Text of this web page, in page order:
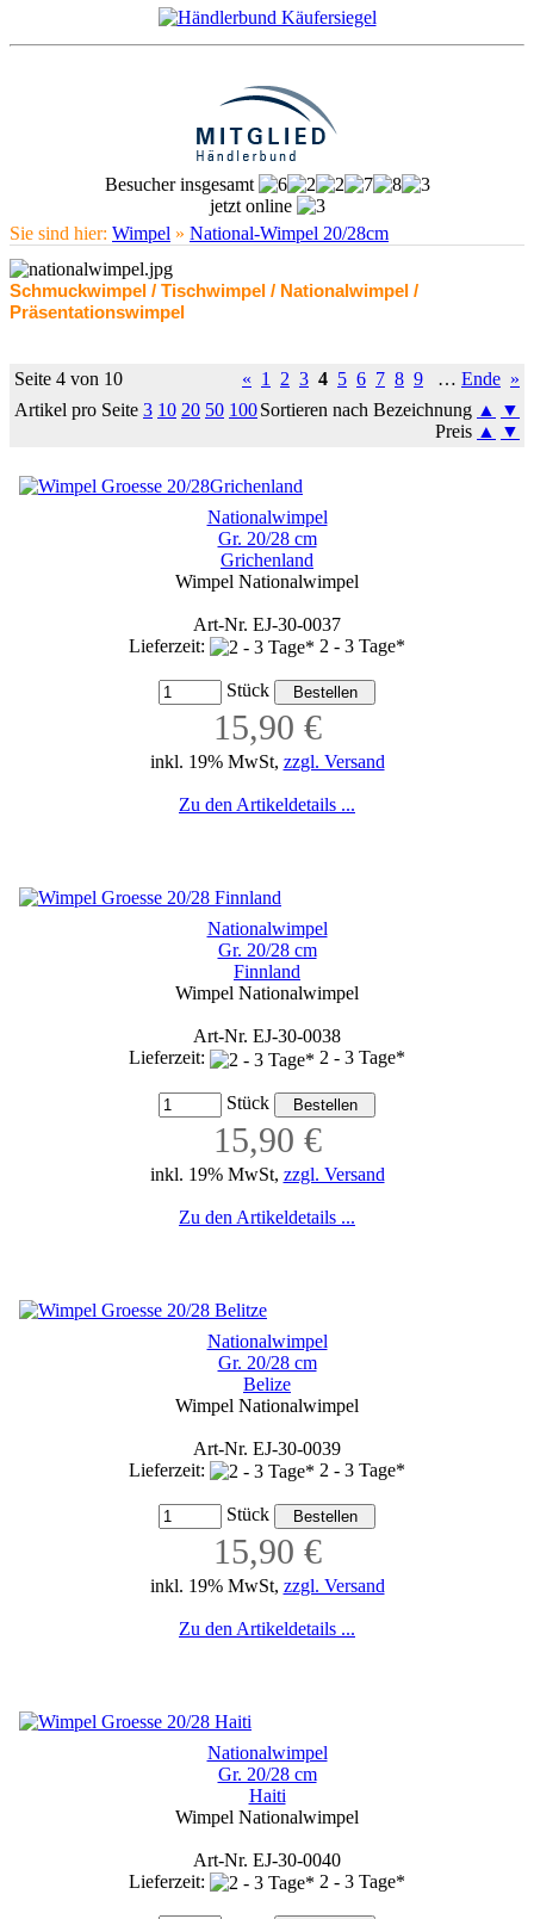
Besucher insgesamt
jetzt online
Sie sind hier: Wimpel » National-Wimpel 20/28cm
Schmuckwimpel / Tischwimpel / Nationalwimpel /
Präsentationswimpel
Seite 4 von 10 « 1 2 3 4 5 6 7 8 9 … Ende »
Artikel pro Seite 3 10 20 50 100Sortieren nach Bezeichnung ▲
▼
Preis ▲ ▼
Nationalwimpel
Gr. 20/28 cm
Grichenland
Wimpel Nationalwimpel
Art-Nr. EJ-30-0037
Lieferzeit:
2 - 3 Tage*
Stück
15,90 €
inkl. 19% MwSt, zzgl. Versand
Zu den Artikeldetails ...
Nationalwimpel
Gr. 20/28 cm
Finnland
Wimpel Nationalwimpel
Art-Nr. EJ-30-0038
Lieferzeit:
2 - 3 Tage*
Stück
15,90 €
inkl. 19% MwSt, zzgl. Versand
Zu den Artikeldetails ...
Nationalwimpel
Gr. 20/28 cm
Belize
Wimpel Nationalwimpel
Art-Nr. EJ-30-0039
Lieferzeit:
2 - 3 Tage*
Stück
15,90 €
inkl. 19% MwSt, zzgl. Versand
Zu den Artikeldetails ...
Nationalwimpel
Gr. 20/28 cm
Haiti
Wimpel Nationalwimpel
Art-Nr. EJ-30-0040
Lieferzeit:
2 - 3 Tage*